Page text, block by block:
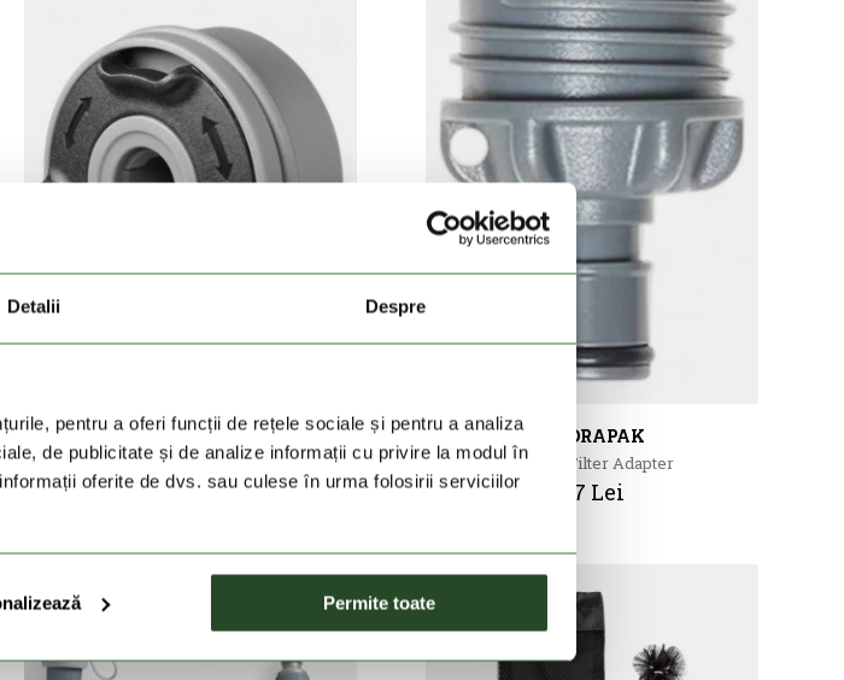
Detalii Despre
pentru a oferi funcții de rețele sociale și pentru a analiza
de publicitate și de analize informații cu privire la modul în
oferite de dvs. sau culese în urma folosirii serviciilor
Permite toate
HYDRAPAK
Plug-N-Play Cap
59 Lei
HYDRAPAK
28 Mm Filter Adapter
37 Lei